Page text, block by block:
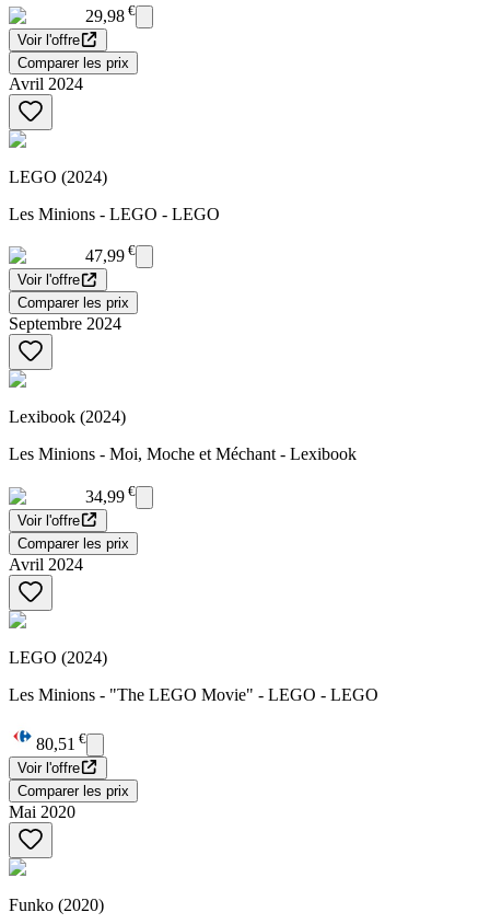
29,98 €
Voir l'offre
Comparer les prix
Avril 2024
LEGO (2024)
Les Minions - LEGO - LEGO
47,99 €
Voir l'offre
Comparer les prix
Septembre 2024
Lexibook (2024)
Les Minions - Moi, Moche et Méchant - Lexibook
34,99 €
Voir l'offre
Comparer les prix
Avril 2024
LEGO (2024)
Les Minions - "The LEGO Movie" - LEGO - LEGO
80,51 €
Voir l'offre
Comparer les prix
Mai 2020
Funko (2020)